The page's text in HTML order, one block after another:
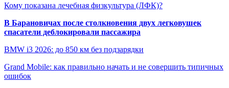
Кому показана лечебная физкультура (ЛФК)?
В Барановичах после столкновения двух легковушек
спасатели деблокировали пассажира
BMW i3 2026: до 850 км без подзарядки
Grand Mobile: как правильно начать и не совершить типичных
ошибок